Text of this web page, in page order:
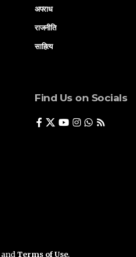
and Terms of Use.
अपराध
राजनीति
साहित्य
Find Us on Socials